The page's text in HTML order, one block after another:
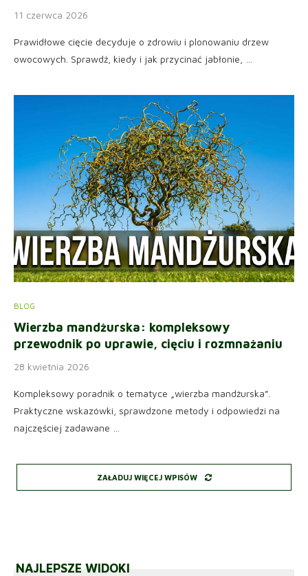
11 czerwca 2026
Prawidłowe cięcie decyduje o zdrowiu i plonowaniu drzew
owocowych. Sprawdź, kiedy i jak przycinać jabłonie, …
BLOG
Wierzba mandżurska: kompleksowy
przewodnik po uprawie, cięciu i rozmnażaniu
28 kwietnia 2026
Kompleksowy poradnik o tematyce „wierzba mandżurska”.
Praktyczne wskazówki, sprawdzone metody i odpowiedzi na
najczęściej zadawane …
ZAŁADUJ WIĘCEJ WPISÓW
NAJLEPSZE WIDOKI